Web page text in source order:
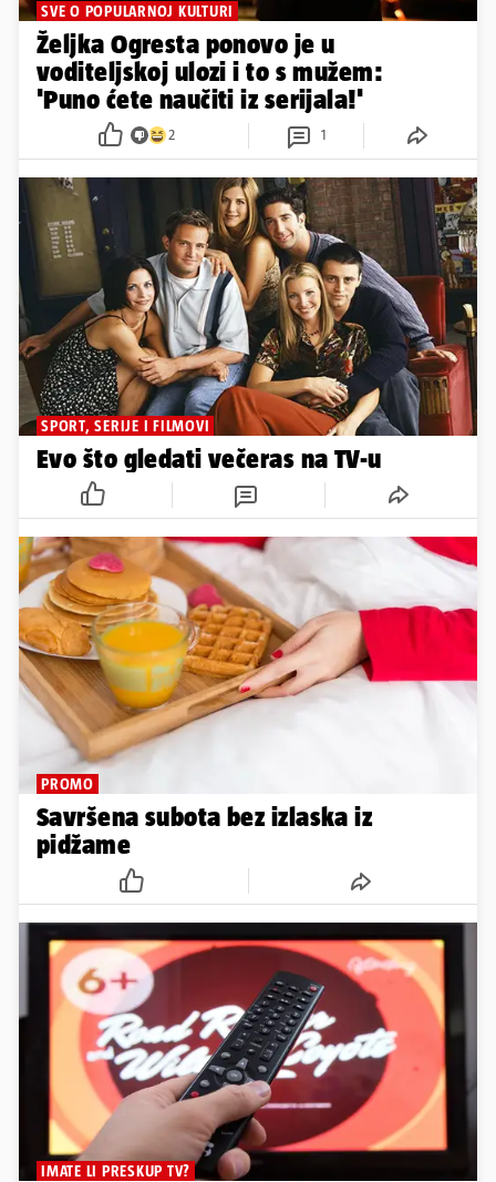
SVE O POPULARNOJ KULTURI
Željka Ogresta ponovo je u
voditeljskoj ulozi i to s mužem:
'Puno ćete naučiti iz serijala!'
2 1
SPORT, SERIJE I FILMOVI
Evo što gledati večeras na TV-u
PROMO
Savršena subota bez izlaska iz
pidžame
IMATE LI PRESKUP TV?